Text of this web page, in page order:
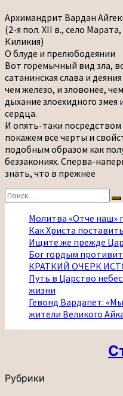
блуде
и
прелюбодеянии
Архимандрит Вардан
(2-я пол. XII в., село
Киликия)
О блуде и прелюбодеянии
Вот горемычный вид зла,
сатанинская слава и
чем железо, и зловонее,
дыхание злоехидного змея
сердца.
И опять-таки
покажем все черты и
подобным образом как
беззакониях. Сперва-
знать, что в прежнее
Найти:
Молитва «Отче наш»
Как Христа
Ищите же прежде
Бог гордым
КРАТКИЙ ОЧЕРК
Путь в Царство
жизни
Гевонд Вардапет:
жители Великого
Рубрики